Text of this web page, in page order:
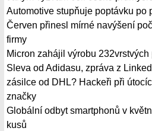
Automotive stupňuje poptávku po
Červen přinesl mírné navýšení
firmy
Micron zahájil výrobu
Sleva od Adidasu, zpráva z
zásilce od DHL? Hackeři při
značky
Globální odbyt smartphonů v
kusů